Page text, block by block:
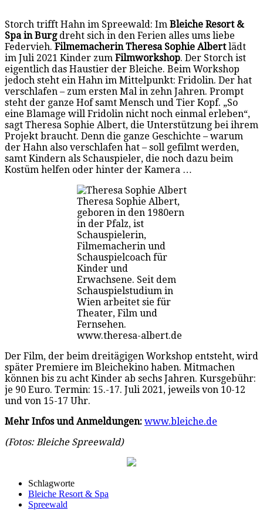
Storch trifft Hahn im Spreewald: Im Bleiche Resort &
Spa in Burgdreht sich in den Ferien alles ums liebe
Federvieh. Filmemacherin Theresa Sophie Albertlädt
im Juli 2021 Kinder zum Filmworkshop. Der Storch ist
eigentlich das Haustier der Bleiche. Beim Workshop
jedoch steht ein Hahn im Mittelpunkt: Fridolin. Der hat
verschlafen – zum ersten Mal in zehn Jahren. Prompt
steht der ganze Hof samt Mensch und Tier Kopf. „So
eine Blamage will Fridolin nicht noch einmal erleben“,
sagt Theresa Sophie Albert, die Unterstützung bei ihrem
Projekt braucht. Denn die ganze Geschichte – warum
der Hahn also verschlafen hat – soll gefilmt werden,
samt Kindern als Schauspieler, die noch dazu beim
Kostüm helfen oder hinter der Kamera …
Theresa Sophie Albert,
geboren in den 1980ern
in der Pfalz, ist
Schauspielerin,
Filmemacherin und
Schauspielcoach für
Kinder und
Erwachsene. Seit dem
Schauspielstudium in
Wien arbeitet sie für
Theater, Film und
Fernsehen.
www.theresa-albert.de
Der Film, der beim dreitägigen Workshop entsteht, wird
später Premiere im Bleichekino haben. Mitmachen
können bis zu acht Kinder ab sechs Jahren. Kursgebühr:
je 90 Euro. Termin: 15.-17. Juli 2021, jeweils von 10-12
und von 15-17 Uhr.
Mehr Infos und Anmeldungen: www.bleiche.de
(Fotos: Bleiche Spreewald)
Schlagworte
Bleiche Resort & Spa
Spreewald